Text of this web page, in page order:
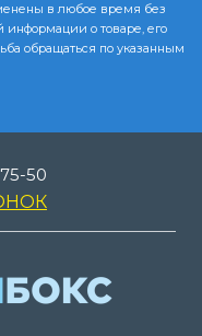
в любое время без
о товаре, его
обращаться по указанным
50